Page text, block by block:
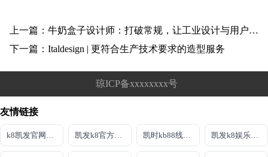
上一篇：牛奶盒子设计师：打破常规，让工业设计与用户对话
下一篇：Italdesign | 更符合生产技术要求的造型服务
琼ICP备xxxxxxxx号
友情链接
k8凯发官网登录 凯发k8官方旗舰厅 凯时kb88线上娱乐 凯发k8娱乐最新登录首页